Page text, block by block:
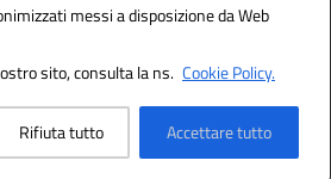
messi a disposizione da Web
sito, consulta la ns. Cookie Policy.
Rifiuta tutto Accettare tutto
by 3D Solution S.r.l.
Design by Designers Italia